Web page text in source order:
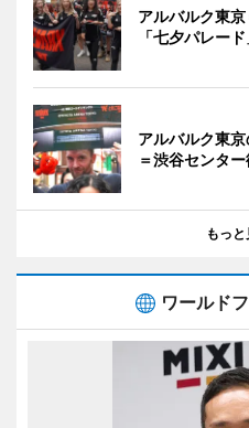
アルバルク東
「七夕パレード
アルバルク東
＝渋谷センタ
もっと
ワールド